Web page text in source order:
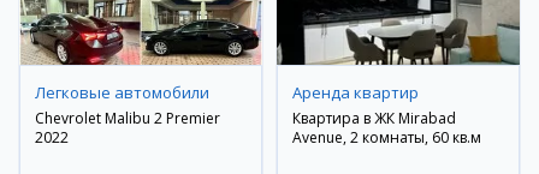
Легковые автомобили
Chevrolet Malibu 2 Premier
2022
Аренда квартир
Квартира в ЖК Mirabad
Avenue, 2 комнаты, 60 кв.м